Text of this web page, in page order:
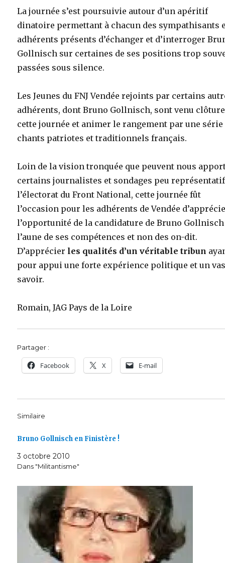
La journée s’est poursuivie autour d’un apéritif
dinatoire permettant à chacun des sympathisants
adhérents présents d’échanger et d’interroger
Gollnisch sur certaines de ses positions trop
passées sous silence.
Les Jeunes du FNJ Vendée rejoints par certains
adhérents, dont Bruno Gollnisch, sont venu
cette journée et animer le rangement par une série
chants patriotes et traditionnels français.
Loin de la vision tronquée que peuvent nous
certains journalistes et sondages peu
l’électorat du Front National, cette journée fût
l’occasion pour les adhérents de Vendée
l’opportunité de la candidature de Bruno Gollnisch
l’aune de ses compétences et non des on-dit.
D’apprécier les qualités d’un véritable tribun
pour appui une forte expérience politique et un
savoir.
Romain, JAG Pays de la Loire
Partager :
Facebook X E-mail
Similaire
Bruno Gollnisch en Finistère !
3 octobre 2010
Dans "Militantisme"